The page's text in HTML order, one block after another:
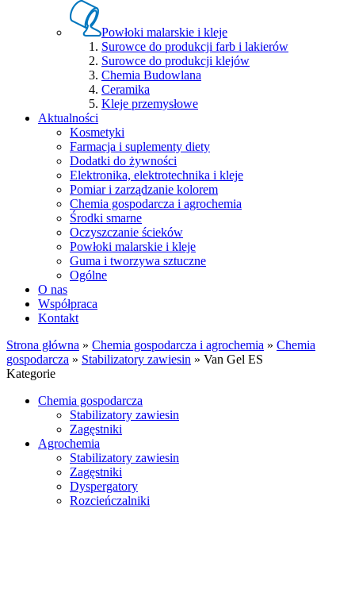
Powłoki malarskie i kleje
Surowce do produkcji farb i lakierów
Surowce do produkcji klejów
Chemia Budowlana
Ceramika
Kleje przemysłowe
Aktualności
Kosmetyki
Farmacja i suplementy diety
Dodatki do żywności
Elektronika, elektrotechnika i kleje
Pomiar i zarządzanie kolorem
Chemia gospodarcza i agrochemia
Środki smarne
Oczyszczanie ścieków
Powłoki malarskie i kleje
Guma i tworzywa sztuczne
Ogólne
O nas
Współpraca
Kontakt
Strona główna » Chemia gospodarcza i agrochemia » Chemia
gospodarcza » Stabilizatory zawiesin » Van Gel ES
Kategorie
Chemia gospodarcza
Stabilizatory zawiesin
Zagęstniki
Agrochemia
Stabilizatory zawiesin
Zagęstniki
Dyspergatory
Rozcieńczalniki